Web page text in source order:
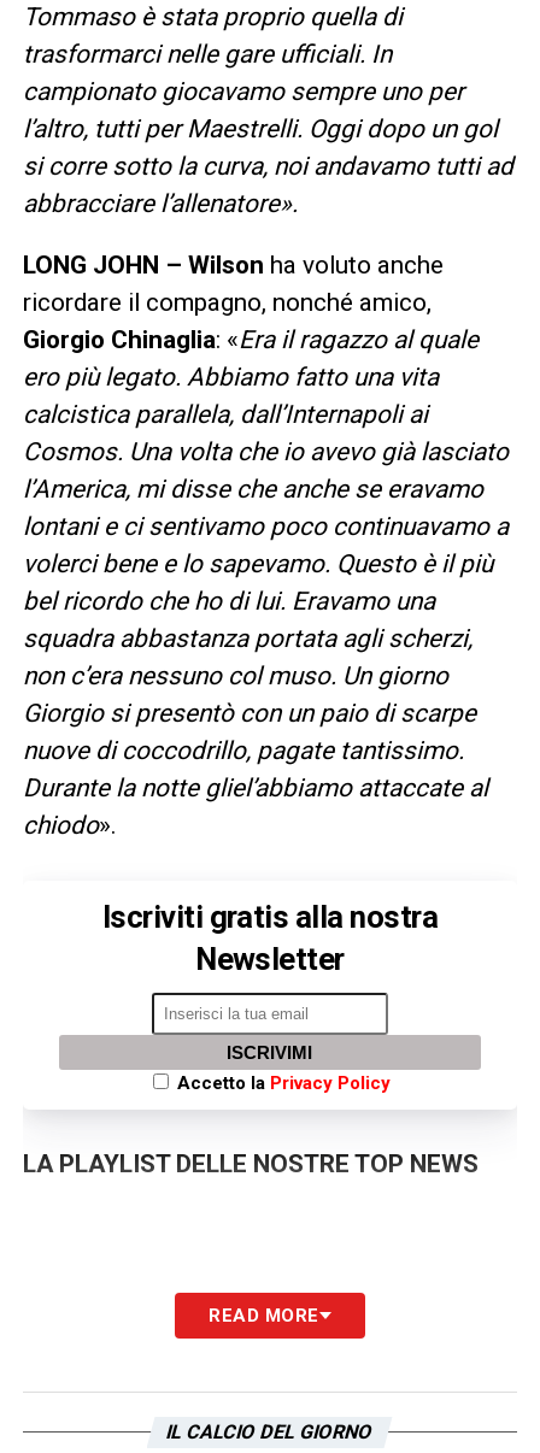
Tommaso è stata proprio quella di
trasformarci nelle gare ufficiali. In
campionato giocavamo sempre uno per
l’altro, tutti per Maestrelli. Oggi dopo un gol
si corre sotto la curva, noi andavamo tutti ad
abbracciare l’allenatore».
LONG JOHN – Wilson ha voluto anche
ricordare il compagno, nonché amico,
Giorgio Chinaglia: «Era il ragazzo al quale
ero più legato. Abbiamo fatto una vita
calcistica parallela, dall’Internapoli ai
Cosmos. Una volta che io avevo già lasciato
l’America, mi disse che anche se eravamo
lontani e ci sentivamo poco continuavamo a
volerci bene e lo sapevamo. Questo è il più
bel ricordo che ho di lui. Eravamo una
squadra abbastanza portata agli scherzi,
non c’era nessuno col muso. Un giorno
Giorgio si presentò con un paio di scarpe
nuove di coccodrillo, pagate tantissimo.
Durante la notte gliel’abbiamo attaccate al
chiodo».
Iscriviti gratis alla nostra
Newsletter
ISCRIVIMI
Accetto la Privacy Policy
LA PLAYLIST DELLE NOSTRE TOP NEWS
READ MORE
IL CALCIO DEL GIORNO